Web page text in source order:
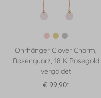
Ohrhänger Clover Charm,
Rosenquarz, 18 K Rosegold
vergoldet
€ 99,90*